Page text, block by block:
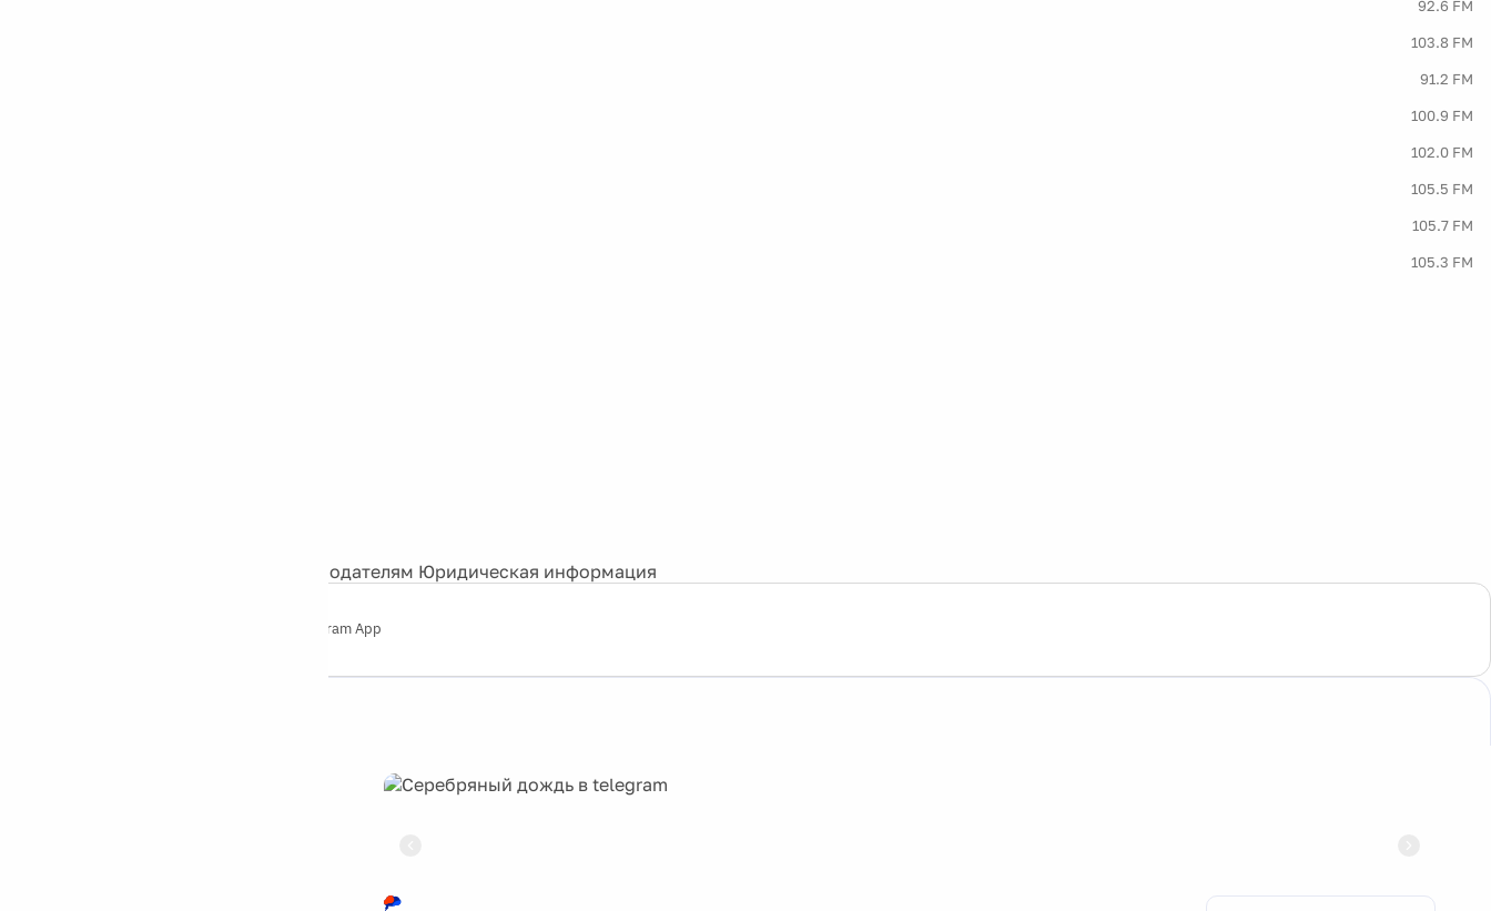
92.6 FM
103.8 FM
91.2 FM
100.9 FM
102.0 FM
105.5 FM
105.7 FM
105.3 FM
Рекламодателям Юридическая информация
Telegram App